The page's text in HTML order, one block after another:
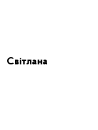
Світлана